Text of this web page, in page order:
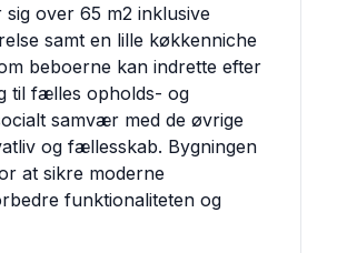
over 65 m2 inklusive
samt en lille køkkenniche
beboerne kan indrette efter
til fælles opholds- og
samvær med de øvrige
og fællesskab. Bygningen
at sikre moderne
funktionaliteten og